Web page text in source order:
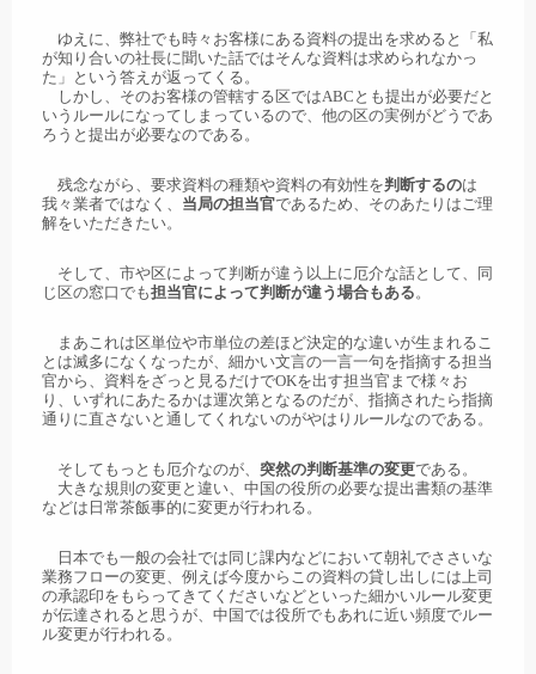
ゆえに、弊社でも時々お客様にある資料の提出を求めると「私
が知り合いの社長に聞いた話ではそんな資料は求められなかっ
た」という答えが返ってくる。
しかし、そのお客様の管轄する区ではABCとも提出が必要だと
いうルールになってしまっているので、他の区の実例がどうであ
ろうと提出が必要なのである。
残念ながら、要求資料の種類や資料の有効性を判断するのは
我々業者ではなく、 当局の担当官であるため、そのあたりはご理
解をいただきたい。
そして、市や区によって判断が違う以上に厄介な話として、同
じ区の窓口でも担当官によって判断が違う場合もある。
まあこれは区単位や市単位の差ほど決定的な違いが生まれるこ
とは滅多になくなったが、細かい文言の一言一句を指摘する担当
官から、資料をざっと見るだけでOKを出す担当官まで様々お
り、いずれにあたるかは運次第となるのだが、指摘されたら指摘
通りに直さないと通してくれないのがやはりルールなのである。
そしてもっとも厄介なのが、 突然の判断基準の変更である。
大きな規則の変更と違い、中国の役所の必要な提出書類の基準
などは日常茶飯事的に変更が行われる。
日本でも一般の会社では同じ課内などにおいて朝礼でささいな
業務フローの変更、例えば今度からこの資料の貸し出しには上司
の承認印をもらってきてくださいなどといった細かいルール変更
が伝達されると思うが、中国では役所でもあれに近い頻度でルー
ル変更が行われる。